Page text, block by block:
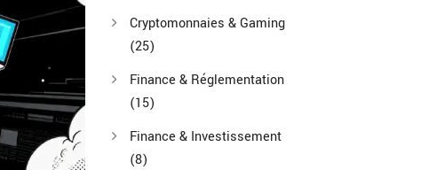
Cryptomonnaies & Gaming
(25)
Finance & Réglementation
(15)
Finance & Investissement
(8)